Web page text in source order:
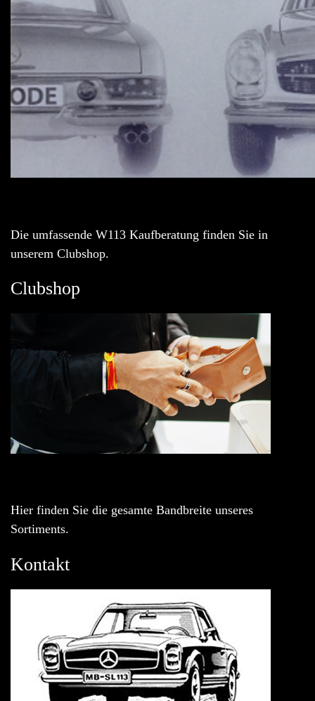
Die umfassende W113 Kaufberatung finden Sie in
unserem Clubshop.
Clubshop
Hier finden Sie die gesamte Bandbreite unseres
Sortiments.
Kontakt